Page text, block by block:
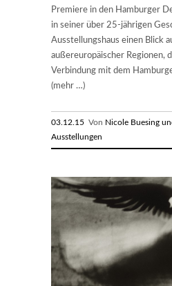
Premiere in den Hamburger
in seiner über 25-jährigen
Ausstellungshaus einen Blick
außereuropäischer Regionen,
Verbindung mit dem
(mehr …)
03.12.15 Von Nicole Buesing
Ausstellungen